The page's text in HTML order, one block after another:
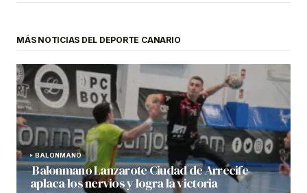
MÁS NOTICIAS DEL DEPORTE CANARIO
BALONMANO
Balonmano Lanzarote Ciudad de Arrecife
aplaca los nervios y logra la victoria